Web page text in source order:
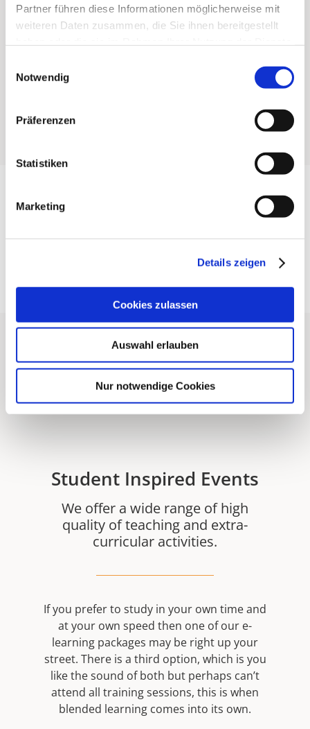
Partner führen diese Informationen möglicherweise mit
weiteren Daten zusammen, die Sie ihnen bereitgestellt
Notwendig
Präferenzen
Statistiken
Marketing
Details zeigen
Cookies zulassen
Auswahl erlauben
Nur notwendige Cookies
EMERY BURNS ,Design Student
Student Inspired Events
We offer a wide range of high
quality of teaching and extra-
curricular activities.
If you prefer to study in your own time and
at your own speed then one of our e-
learning packages may be right up your
street. There is a third option, which is you
like the sound of both but perhaps can’t
attend all training sessions, this is when
blended learning comes into its own.